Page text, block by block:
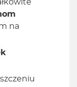
na